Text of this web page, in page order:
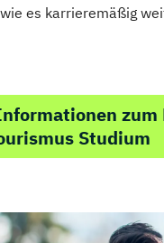
es karrieremäßig
zum
Studium